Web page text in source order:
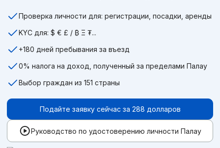
Проверка личности для: регистрации, посадки, аренды
KYC для: $ € £ / ₿ Ξ ₮...
+180 дней пребывания за въезд
0% налога на доход, полученный за пределами Палау
Выбор граждан из 151 страны
Подайте заявку сейчас за 288 долларов
Руководство по удостоверению личности Палау